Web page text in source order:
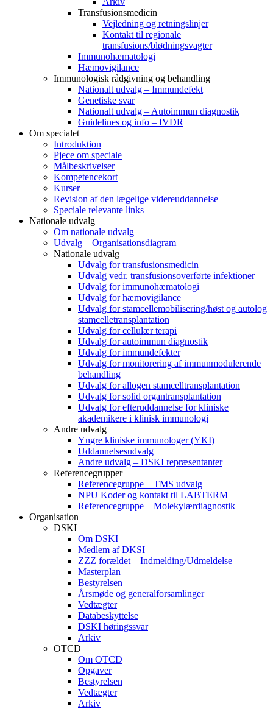
Transfusionsmedicin
Vejledning og retningslinjer
Kontakt til regionale
transfusions/blødningsvagter
Immunohæmatologi
Hæmovigilance
Immunologisk rådgivning og behandling
Nationalt udvalg – Immundefekt
Genetiske svar
Nationalt udvalg – Autoimmun diagnostik
Guidelines og info – IVDR
Om specialet
Introduktion
Pjece om speciale
Målbeskrivelser
Kompetencekort
Kurser
Revision af den lægelige videreuddannelse
Speciale relevante links
Nationale udvalg
Om nationale udvalg
Udvalg – Organisationsdiagram
Nationale udvalg
Udvalg for transfusionsmedicin
Udvalg vedr. transfusionsoverførte infektioner
Udvalg for immunohæmatologi
Udvalg for hæmovigilance
Udvalg for stamcellemobilisering/høst og autolog
stamcelletransplantation
Udvalg for cellulær terapi
Udvalg for autoimmun diagnostik
Udvalg for immundefekter
Udvalg for monitorering af immunmodulerende
behandling
Udvalg for allogen stamcelltransplantation
Udvalg for solid organtransplantation
Udvalg for efteruddannelse for kliniske
akademikere i klinisk immunologi
Andre udvalg
Yngre kliniske immunologer (YKI)
Uddannelsesudvalg
Andre udvalg – DSKI repræsentanter
Referencegrupper
Referencegruppe – TMS udvalg
NPU Koder og kontakt til LABTERM
Referencegruppe – Molekylærdiagnostik
Organisation
DSKI
Om DSKI
Medlem af DKSI
ZZZ forældet – Indmelding/Udmeldelse
Masterplan
Bestyrelsen
Årsmøde og generalforsamlinger
Vedtægter
Databeskyttelse
DSKI høringssvar
Arkiv
OTCD
Om OTCD
Opgaver
Bestyrelsen
Vedtægter
Arkiv